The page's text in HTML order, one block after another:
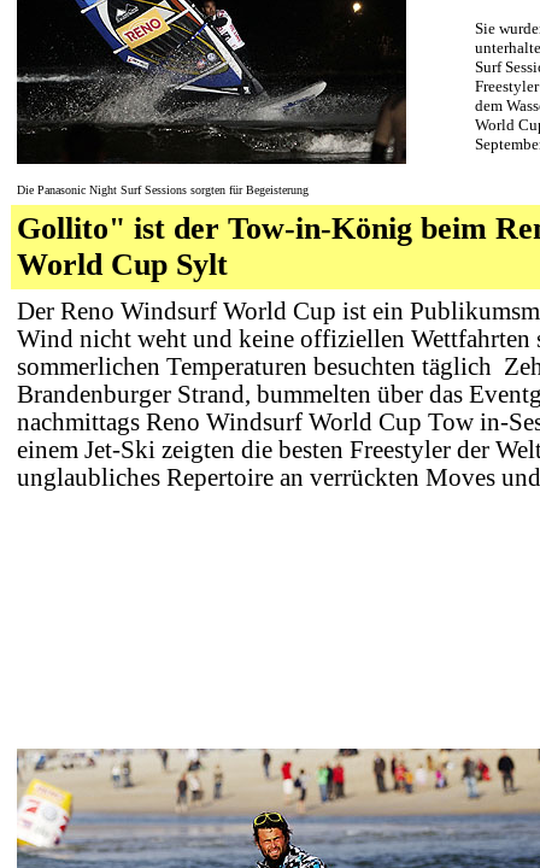
Die Panasonic Night Surf Sessions sorgten für Begeisterung
Sie
Surf
dem
World
Gollito" ist der Tow-in-König beim
World Cup Sylt
Der Reno Windsurf World Cup ist ein
Wind nicht weht und keine offiziellen Wettfahrten
sommerlichen Temperaturen besuchten täglich
Brandenburger Strand, bummelten über das
nachmittags Reno Windsurf World Cup Tow in-
einem Jet-Ski zeigten die besten Freestyler der
unglaubliches Repertoire an verrückten Moves